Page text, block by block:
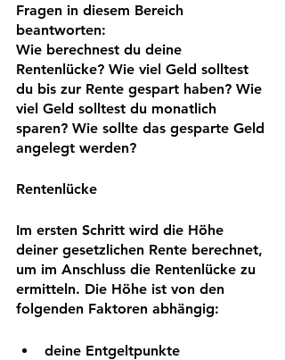
Fragen in diesem Bereich
beantworten:
Wie berechnest du deine
Rentenlücke? Wie viel Geld solltest
du bis zur Rente gespart haben? Wie
viel Geld solltest du monatlich
sparen? Wie sollte das gesparte Geld
angelegt werden?
Rentenlücke
Im ersten Schritt wird die Höhe
deiner gesetzlichen Rente berechnet,
um im Anschluss die Rentenlücke zu
ermitteln. Die Höhe ist von den
folgenden Faktoren abhängig:
deine Entgeltpunkte